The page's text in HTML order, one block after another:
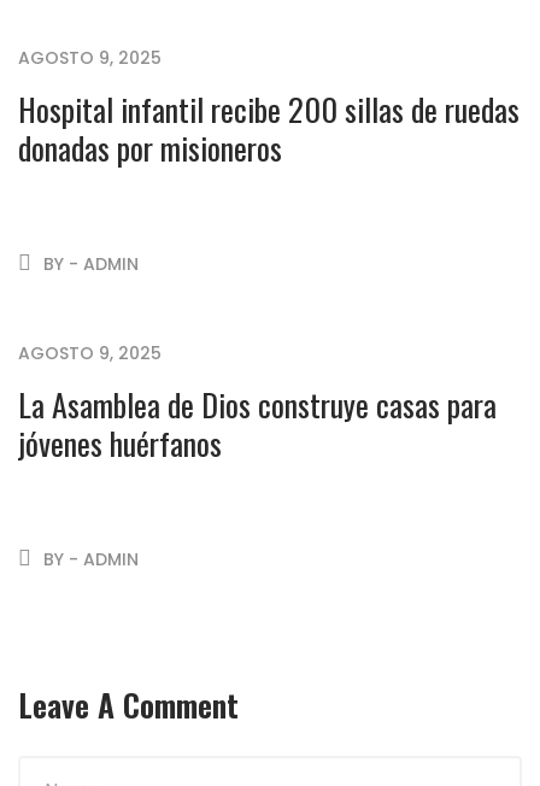
AGOSTO 9, 2025
Hospital infantil recibe 200 sillas de ruedas
donadas por misioneros
BY - ADMIN
AGOSTO 9, 2025
La Asamblea de Dios construye casas para
jóvenes huérfanos
BY - ADMIN
Leave A Comment